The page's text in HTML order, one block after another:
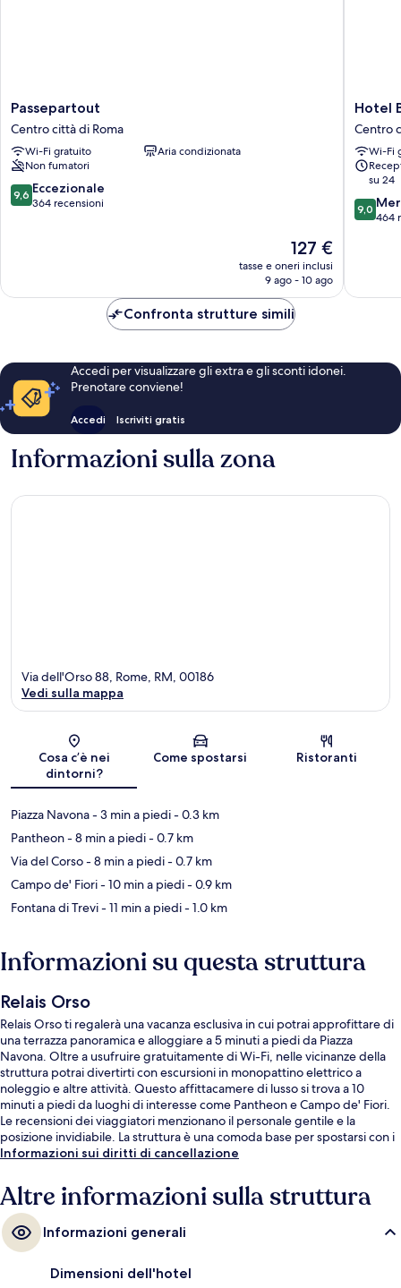
Passepartout
Centro
città
di
Roma
Passepartout
Centro città di Roma
Wi-Fi gratuito
Aria condizionata
Non fumatori
9.6
su
9,6 Eccezionale
364 recensioni
Il
prezzo
attuale
127 €
127 €
tasse e oneri inclusi
9 ago - 10 ago
Hotel
Barrett
Centro
città
di
Roma
Hotel
Centro
Wi-Fi
su 24
9.0
su
9,0
464
Confronta strutture simili
Accedi per visualizzare gli extra e gli sconti idonei.
Prenotare conviene!
Accedi Iscriviti gratis
Informazioni sulla zona
Mappa
Via dell'Orso 88, Rome, RM, 00186
Vedi sulla mappa
Cosa c’è nei
dintorni?
Come spostarsi Ristoranti
Piazza Navona- 3 min a piedi- 0.3 km
Pantheon- 8 min a piedi- 0.7 km
Via del Corso- 8 min a piedi- 0.7 km
Campo de' Fiori- 10 min a piedi- 0.9 km
Fontana di Trevi- 11 min a piedi- 1.0 km
Informazioni su questa struttura
Relais Orso
Relais Orso ti regalerà una vacanza esclusiva in cui potrai approfittare di
una terrazza panoramica e alloggiare a 5 minuti a piedi da Piazza
Navona. Oltre a usufruire gratuitamente di Wi-Fi, nelle vicinanze della
struttura potrai divertirti con escursioni in monopattino elettrico a
noleggio e altre attività. Questo affittacamere di lusso si trova a 10
minuti a piedi da luoghi di interesse come Pantheon e Campo de' Fiori.
Le recensioni dei viaggiatori menzionano il personale gentile e la
posizione invidiabile. La struttura è una comoda base per spostarsi con i
mezzi pubblici: Stazione metro di Spagna si trova a 14 min a piedi e
Informazioni sui diritti di cancellazione
Altre informazioni sulla struttura
Informazioni generali
Dimensioni dell'hotel